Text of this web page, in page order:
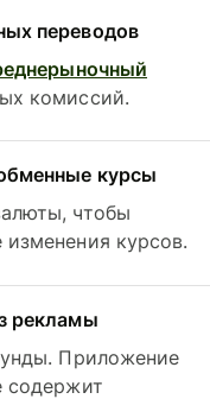
переводов
комиссий.
курсы
чтобы
курсов.
рекламы
Приложение
содержит